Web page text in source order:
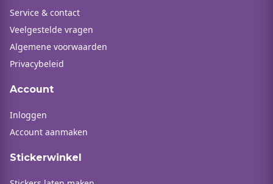
Service & contact
Veelgestelde vragen
Algemene voorwaarden
Privacybeleid
Account
Inloggen
Account aanmaken
Stickerwinkel